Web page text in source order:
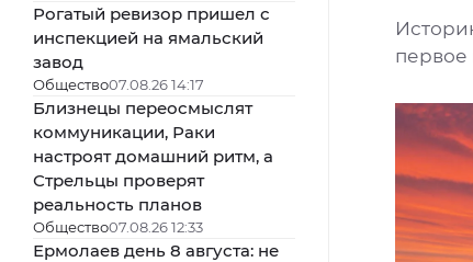
Рогатый ревизор пришел с
инспекцией на ямальский
завод
Общество07.08.26 14:17
Близнецы переосмыслят
коммуникации, Раки
настроят домашний ритм, а
Стрельцы проверят
реальность планов
Общество07.08.26 12:33
Ермолаев день 8 августа: не
первое